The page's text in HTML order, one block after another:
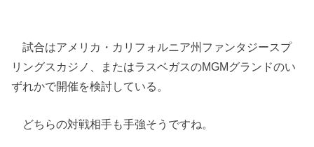
試合はアメリカ・カリフォルニア州ファンタジースプ
リングスカジノ、またはラスベガスのMGMグランドのい
ずれかで開催を検討している。
どちらの対戦相手も手強そうですね。